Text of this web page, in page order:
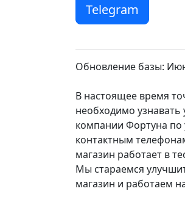
Telegram
Обновление базы:
В настоящее время
необходимо
компании Фортуна по
контактным
магазин работает в
Мы стараемся
магазин и работаем